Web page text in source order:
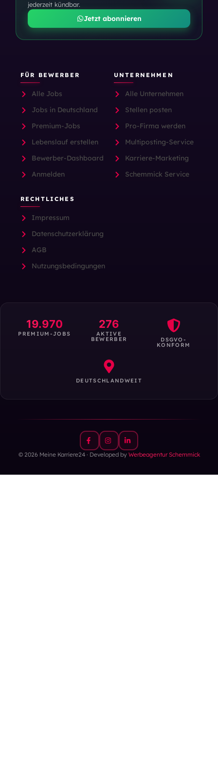
jederzeit kündbar.
Jetzt abonnieren
FÜR BEWERBER
Alle Jobs
Jobs in Deutschland
Premium-Jobs
Lebenslauf erstellen
Bewerber-Dashboard
Anmelden
UNTERNEHMEN
Alle Unternehmen
Stellen posten
Pro-Firma werden
Multiposting-Service
Karriere-Marketing
Schemmick Service
RECHTLICHES
Impressum
Datenschutzerklärung
AGB
Nutzungsbedingungen
19.970
PREMIUM-JOBS
276
AKTIVE
BEWERBER DSGVO-
KONFORM
DEUTSCHLANDWEIT
© 2026 Meine Karriere24 · Developed by Werbeagentur Schemmick